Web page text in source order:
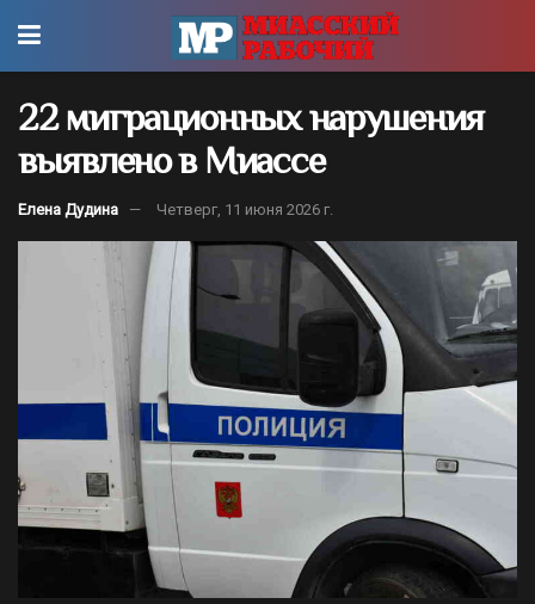
22 миграционных нарушения
выявлено в Миассе
Елена Дудина Четверг, 11 июня 2026 г.